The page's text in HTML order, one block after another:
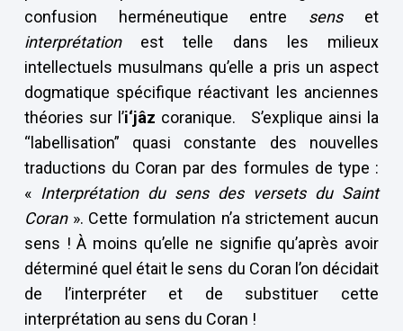
confusion herméneutique entre senset
interprétationest telle dans les milieux
intellectuels musulmans qu’elle a pris un aspect
dogmatique spécifique réactivant les anciennes
théories sur l’i‘jâz coranique. S’explique ainsi la
“labellisation” quasi constante des nouvelles
traductions du Coran par des formules de type :
« Interprétation du sens des versets du Saint
Coran». Cette formulation n’a strictement aucun
sens ! À moins qu’elle ne signifie qu’après avoir
déterminé quel était le sens du Coran l’on décidait
de l’interpréter et de substituer cette
interprétation au sens du Coran !